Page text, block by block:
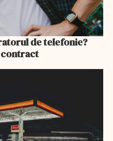
de telefonie?
contract